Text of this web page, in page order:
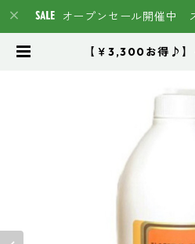
オープンセール開催中
【￥3,300お得♪】
（税込）（フォーマ
便利な100mlボトル
レゼント） | スマイ
ページ #イマヘア